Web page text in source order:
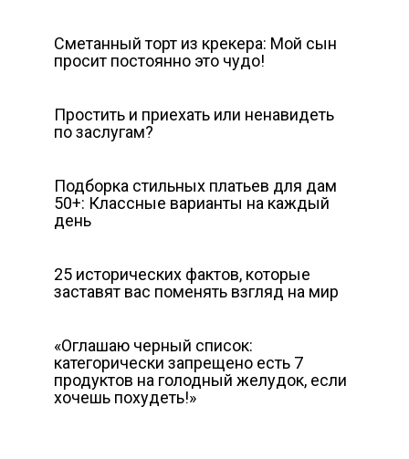
Сметанный торт из крекера: Мой сын
просит постоянно это чудо!
Простить и приехать или ненавидеть
по заслугам?
Подборка стильных платьев для дам
50+: Классные варианты на каждый
день
25 исторических фактов, которые
заставят вас поменять взгляд на мир
«Оглашаю черный список:
категорически запрещено есть 7
продуктов на голодный желудок, если
хочешь похудеть!»